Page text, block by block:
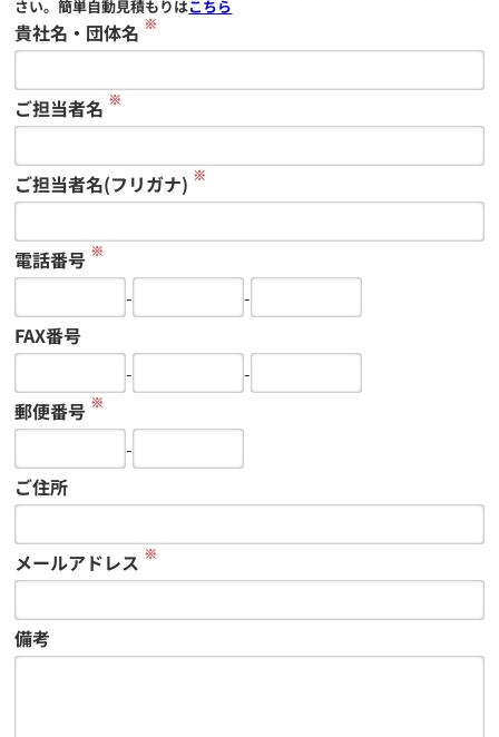
さい。簡単自動見積もりはこちら
貴社名・団体名 ※
ご担当者名 ※
ご担当者名(フリガナ) ※
電話番号 ※
-
-
FAX番号
-
-
郵便番号 ※
-
ご住所
メールアドレス ※
備考